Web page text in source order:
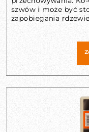
szwów i może być
zapobiegania